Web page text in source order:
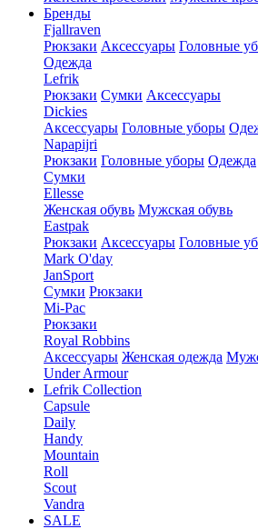
Бренды
Fjallraven
Рюкзаки Аксессуары Головные
Одежда
Lefrik
Рюкзаки Сумки Аксессуары
Dickies
Аксессуары Головные уборы
Napapijri
Рюкзаки Головные уборы Одежда
Сумки
Ellesse
Женская обувь Мужская обувь
Eastpak
Рюкзаки Аксессуары Головные
Mark O'day
JanSport
Сумки Рюкзаки
Mi-Pac
Рюкзаки
Royal Robbins
Аксессуары Женская одежда
Under Armour
Lefrik Collection
Capsule
Daily
Handy
Mountain
Roll
Scout
Vandra
SALE